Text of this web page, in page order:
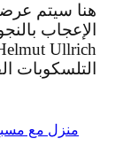
هنا سيتم
الإعجاب
التلسكوبات